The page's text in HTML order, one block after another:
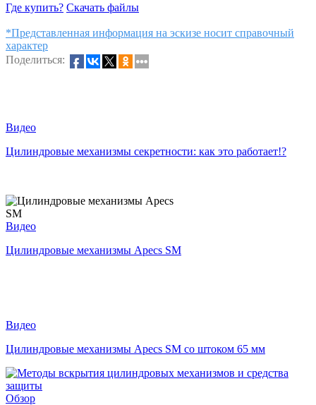
Где купить? Скачать файлы
*Представленная информация на эскизе носит справочный
характер
Поделиться:
Видео
Цилиндровые механизмы секретности: как это работает!?
Видео
Цилиндровые механизмы Apecs SM
Видео
Цилиндровые механизмы Apecs SM со штоком 65 мм
Обзор